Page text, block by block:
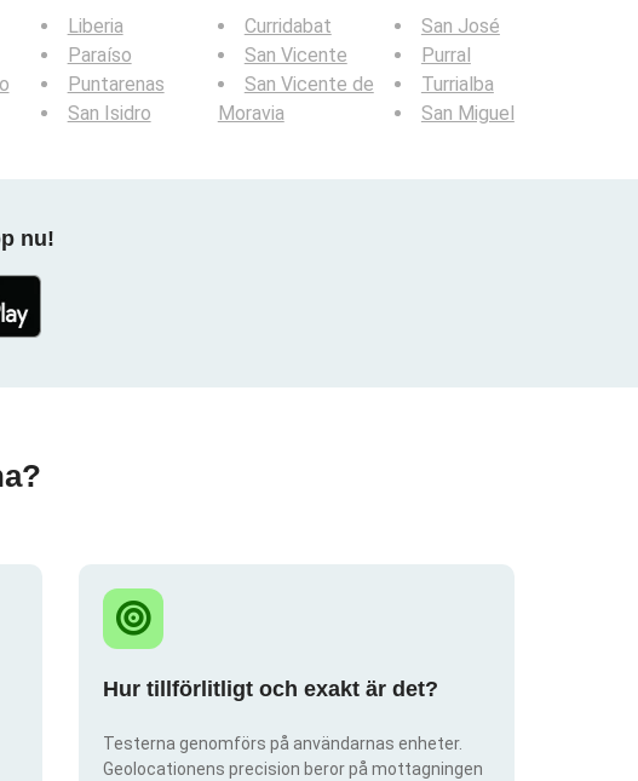
Liberia
Paraíso
Puntarenas
San Isidro
Curridabat
San Vicente
San Vicente de
Moravia
San José
Purral
Turrialba
San Miguel
nu!
Hur tillförlitligt och exakt är det?
Testerna genomförs på användarnas enheter.
Geolocationens precision beror på mottagningen